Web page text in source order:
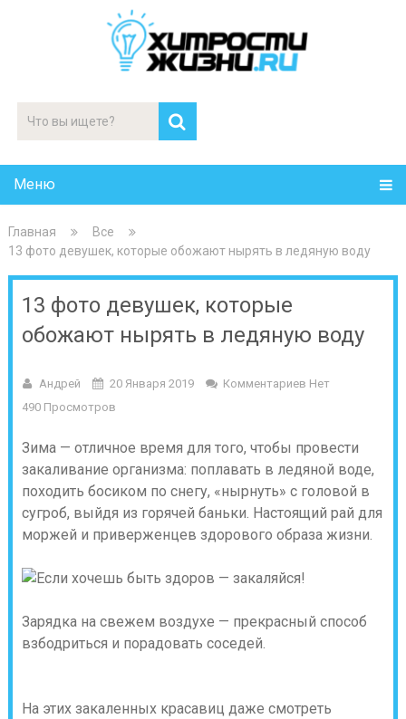
Меню
Главная
Все
13 фото девушек, которые обожают нырять в ледяную воду
13 фото девушек, которые
обожают нырять в ледяную воду
Андрей 20 Января 2019
Комментариев Нет
490 Просмотров
Зима — отличное время для того, чтобы провести
закаливание организма: поплавать в ледяной воде,
походить босиком по снегу, «нырнуть» с головой в
сугроб, выйдя из горячей баньки. Настоящий рай для
моржей и приверженцев здорового образа жизни.
Зарядка на свежем воздухе — прекрасный способ
взбодриться и порадовать соседей.
На этих закаленных красавиц даже смотреть